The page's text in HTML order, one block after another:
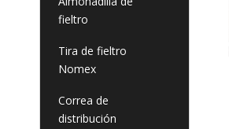
fieltro
Tira de fieltro
Nomex
Correa de
distribución